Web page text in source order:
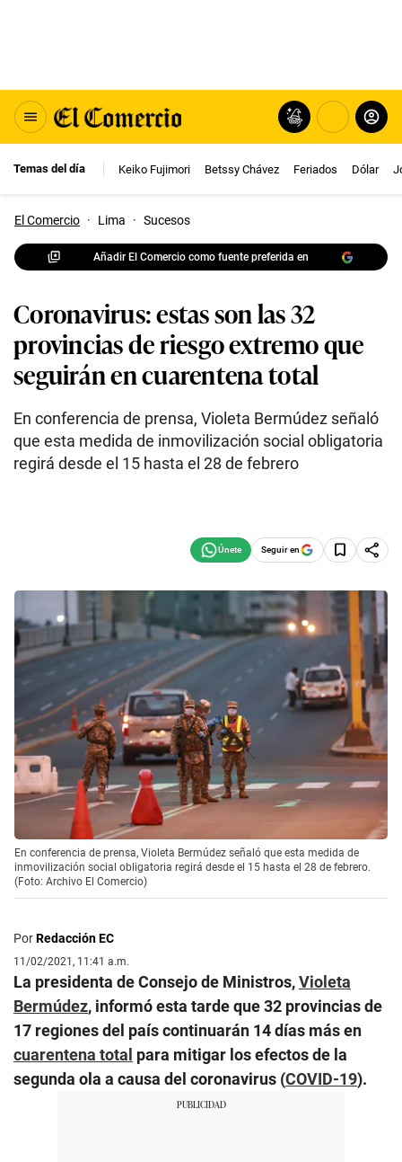
Temas del día Keiko Fujimori Betssy Chávez Feriados Dólar
El Comercio · Lima · Sucesos
Añadir El Comercio como fuente preferida en
Coronavirus: estas son las 32
provincias de riesgo extremo que
seguirán en cuarentena total
En conferencia de prensa, Violeta Bermúdez señaló
que esta medida de inmovilización social obligatoria
regirá desde el 15 hasta el 28 de febrero
Seguir en
En conferencia de prensa, Violeta Bermúdez señaló que esta medida de
inmovilización social obligatoria regirá desde el 15 hasta el 28 de febrero.
(Foto: Archivo El Comercio)
PorRedacción EC
11/02/2021, 11:41 a.m.
La presidenta de Consejo de Ministros,Violeta
Bermúdez, informó esta tarde que 32 provincias de
17 regiones del país continuarán 14 días más en
cuarentena total para mitigar los efectos de la
segunda ola a causa del coronavirus (COVID-19).